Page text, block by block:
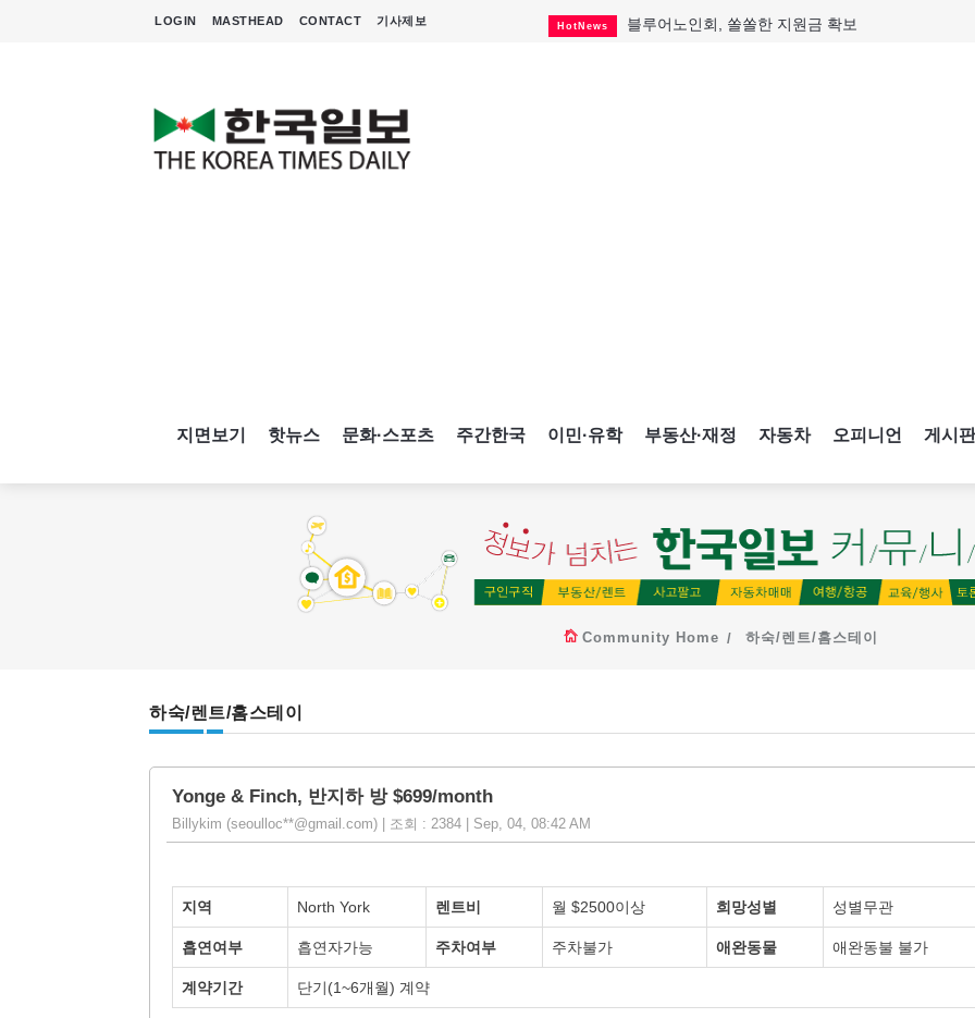
LOGIN MASTHEAD CONTACT 기사제보 HotNews 블루어노인회, 쏠쏠한 지원금 확보
지면보기 핫뉴스 문화·스포츠 주간한국 이민·유학 부동산·재정 자동차 오피니언 게시판
Community Home 하숙/렌트/홈스테이
하숙/렌트/홈스테이
Yonge & Finch, 반지하 방 $699/month
Billykim (seoulloc**@gmail.com) | 조회 : 2384 | Sep, 04, 08:42 AM
지역 North York 렌트비 월 $2500이상 희망성별 성별무관
흡연여부 흡연자가능 주차여부 주차불가 애완동물 애완동불 불가
계약기간 단기(1~6개월) 계약